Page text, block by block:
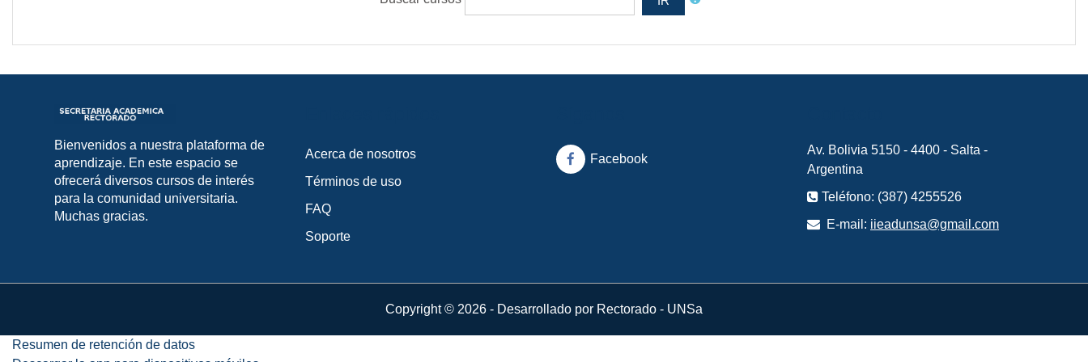
Bienvenidos a nuestra plataforma de
aprendizaje. En este espacio se
ofrecerá diversos cursos de interés
para la comunidad universitaria.
Muchas gracias.
Acerca de nosotros
Términos de uso
FAQ
Soporte
Facebook
Av. Bolivia 5150 - 4400 - Salta -
Argentina
Teléfono: (387) 4255526
E-mail: iieadunsa@gmail.com
Copyright © 2026 - Desarrollado por Rectorado - UNSa
Resumen de retención de datos